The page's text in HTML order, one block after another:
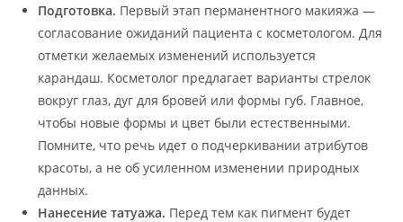
Подготовка. Первый этап перманентного макияжа —
согласование ожиданий пациента с косметологом. Для
отметки желаемых изменений используется
карандаш. Косметолог предлагает варианты стрелок
вокруг глаз, дуг для бровей или формы губ. Главное,
чтобы новые формы и цвет были естественными.
Помните, что речь идет о подчеркивании атрибутов
красоты, а не об усиленном изменении природных
данных.
Нанесение татуажа. Перед тем как пигмент будет